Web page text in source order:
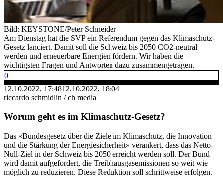
Bild: KEYSTONE/Peter Schneider
Am Dienstag hat die SVP ein Referendum gegen das Klimaschutz-
Gesetz lanciert. Damit soll die Schweiz bis 2050 CO2-neutral
werden und erneuerbare Energien fördern. Wir haben die
wichtigsten Fragen und Antworten dazu zusammengetragen.
0
12.10.2022, 17:4812.10.2022, 18:04
riccardo schmidlin / ch media
Worum geht es im Klimaschutz-Gesetz?
Das «Bundesgesetz über die Ziele im Klimaschutz, die Innovation
und die Stärkung der Energiesicherheit» verankert, dass das Netto-
Null-Ziel in der Schweiz bis 2050 erreicht werden soll. Der Bund
wird damit aufgefordert, die Treibhausgasemissionen so weit wie
möglich zu reduzieren. Diese Reduktion soll schrittweise erfolgen.